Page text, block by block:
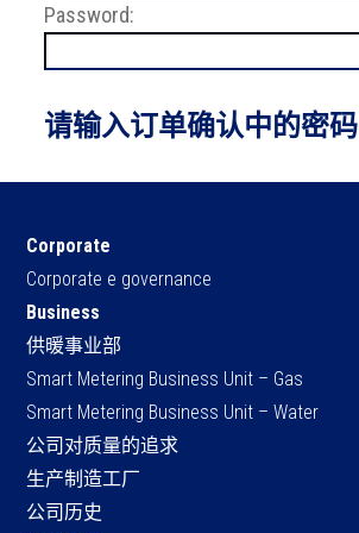
Password:
请输入订单确认中的密码
Corporate
Corporate e governance
Business
供暖事业部
Smart Metering Business Unit – Gas
Smart Metering Business Unit – Water
公司对质量的追求
生产制造工厂
公司历史